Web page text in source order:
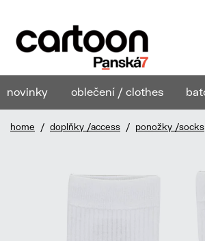
novinky oblečení / clothes
home / doplňky /access / ponožky /socks